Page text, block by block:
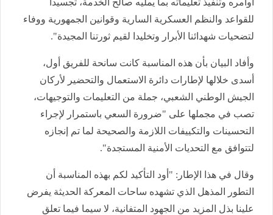
أوامره وتنفيذ تعليماته بما يمليه صالح الخدمة، تجسيدا
للقواعد والنظم العسكرية السارية وقوانين الجمهورية ووفاء
لتضحيات شهدائنا الأبرار وتخليدا لقيم ثورتنا المجيدة".
وأفاد البيان بأن هذه المناسبة كانت سانحة للفريق أول،
أسدى خلالها لإطارات دائرة الاستعمال والتحضير لأركان
الجيش الوطني الشعبي، جملة من التعليمات والتوجيهات،
تصب في مجملها على "ضرورة السعي باستمرار لإجراء
التحسينات والتكييفات اللازمة والصحيحة لما تم إنجازه
لتتوافق مع التحديات الأمنية المستجدة".
وقال في هذا الإطار: "أود التأكيد لكم بهذه المناسبة أن
التطور المذهل الذي تشهده ساحات المعركة الحديثة يفرض
علينا بذل المزيد من الجهود المتفانية، لا سيما فيما تعلق